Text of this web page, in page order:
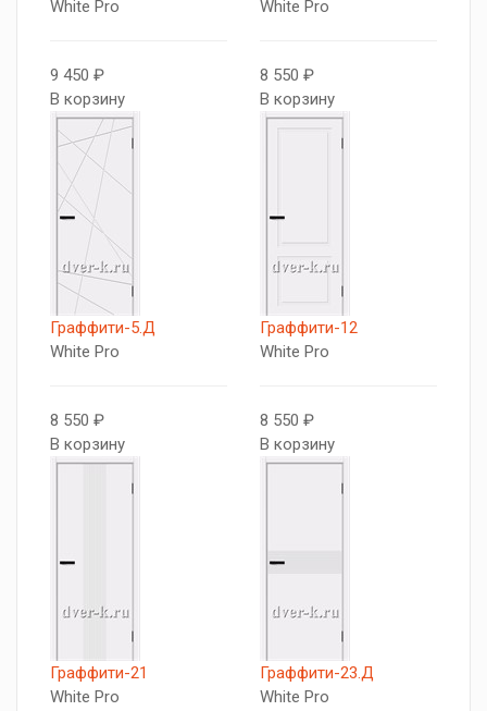
White Pro
9 450 ₽
В корзину
White Pro
8 550 ₽
В корзину
Граффити-5.Д
White Pro
8 550 ₽
В корзину
Граффити-12
White Pro
8 550 ₽
В корзину
Граффити-21
White Pro
Граффити-23.Д
White Pro